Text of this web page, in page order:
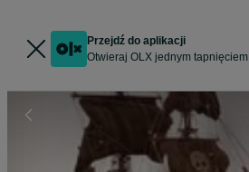
Przejdź do aplikacji
Otwieraj OLX jednym tapnięciem